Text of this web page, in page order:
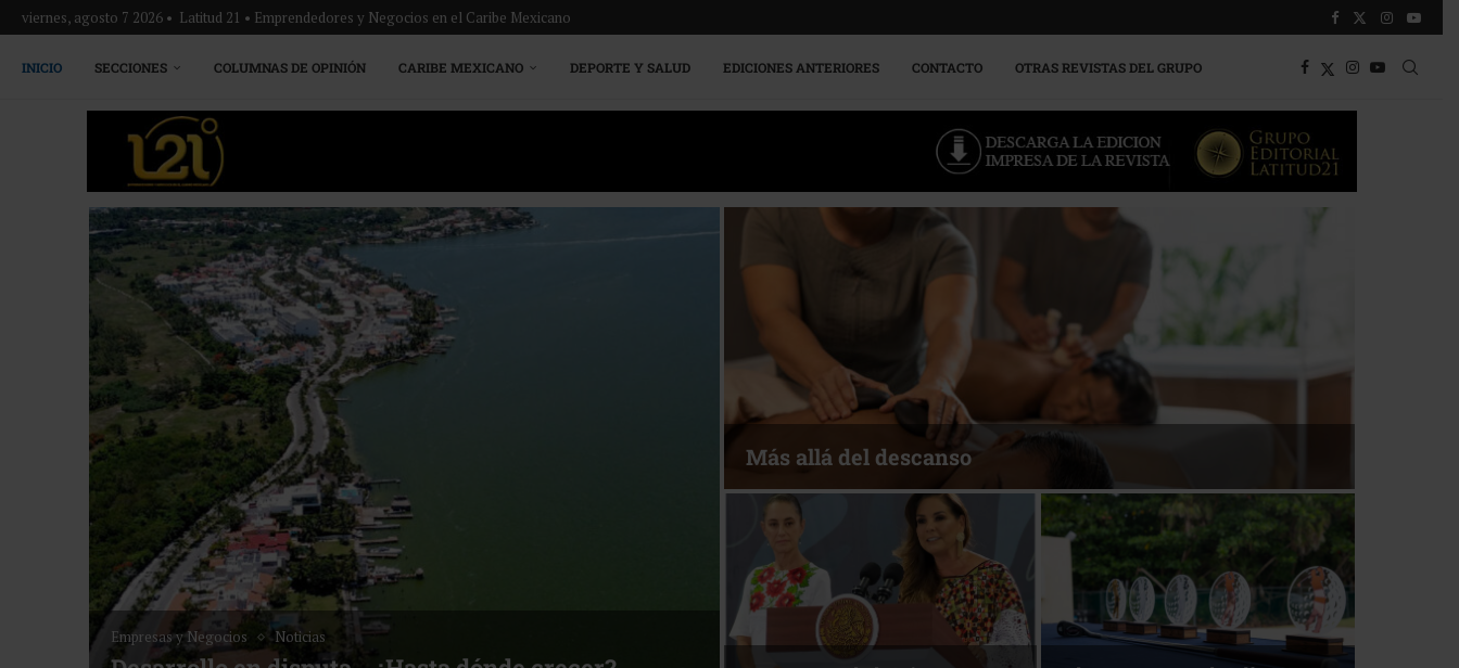
viernes, agosto 7 2026 • Latitud 21 • Emprendedores y Negocios en el Caribe Mexicano
INICIO SECCIONES COLUMNAS DE OPINIÓN CARIBE MEXICANO DEPORTE Y SALUD EDICIONES ANTERIORES CONTACTO OTRAS REVISTAS DEL GRUPO
Noticias
Energía que Impulsa la competitividad